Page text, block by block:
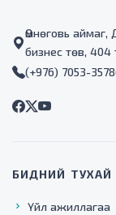
Өмнөговь
бизнес төв, 404
(+976) 7053-3578
БИДНИЙ ТУХАЙ
Үйл ажиллагаа